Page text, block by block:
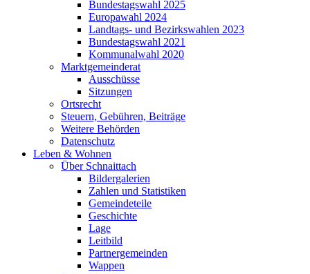
Bundestagswahl 2025
Europawahl 2024
Landtags- und Bezirkswahlen 2023
Bundestagswahl 2021
Kommunalwahl 2020
Marktgemeinderat
Ausschüsse
Sitzungen
Ortsrecht
Steuern, Gebühren, Beiträge
Weitere Behörden
Datenschutz
Leben & Wohnen
Über Schnaittach
Bildergalerien
Zahlen und Statistiken
Gemeindeteile
Geschichte
Lage
Leitbild
Partnergemeinden
Wappen